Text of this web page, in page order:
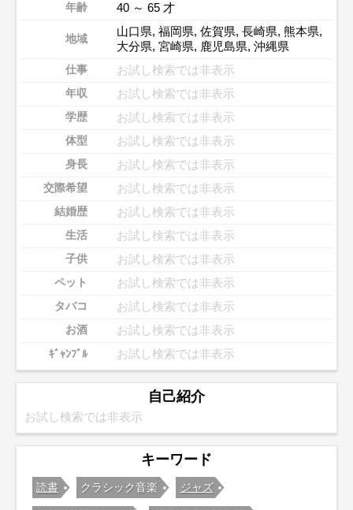
年齢 40 ～ 65 才
地域
山口県, 福岡県, 佐賀県, 長崎県, 熊本県,
大分県, 宮崎県, 鹿児島県, 沖縄県
仕事 お試し検索では非表示
年収 お試し検索では非表示
学歴 お試し検索では非表示
体型 お試し検索では非表示
身長 お試し検索では非表示
交際希望 お試し検索では非表示
結婚歴 お試し検索では非表示
生活 お試し検索では非表示
子供 お試し検索では非表示
ペット お試し検索では非表示
タバコ お試し検索では非表示
お酒 お試し検索では非表示
ｷﾞｬﾝﾌﾞﾙ お試し検索では非表示
自己紹介
お試し検索では非表示
キーワード
読書 クラシック音楽 ジャズ